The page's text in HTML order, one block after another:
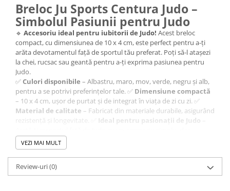
Breloc Ju Sports Centura Judo –
Simbolul Pasiunii pentru Judo
🔹 Accesoriu ideal pentru iubitorii de Judo! Acest breloc
compact, cu dimensiunea de 10 x 4 cm, este perfect pentru a-ți
arăta devotamentul față de sportul tău preferat. Poți să-l atașezi
la chei, rucsac sau geantă pentru a-ți exprima pasiunea pentru
Judo.
✅Culori disponibile – Albastru, maro, mov, verde, negru și alb,
pentru a se potrivi preferințelor tale. ✅ Dimensiune compactă
– 10 x 4 cm, ușor de purtat și de integrat în viața de zi cu zi. ✅
Material de calitate – Fabricat din materiale durabile, asigurând
rezistență și longevitate. ✅
Ideal pentru pasionații de Judo
semnificativ.
🎯 Un breloc perfect pentru toți cei care practică sau apreciază
Judo!
VEZI MAI MULT
Review-uri(0)